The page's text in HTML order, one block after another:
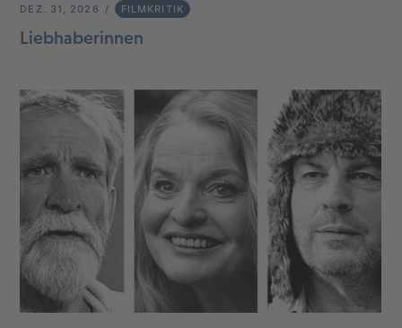
DEZ. 31, 2026 FILMKRITIK
Liebhaberinnen